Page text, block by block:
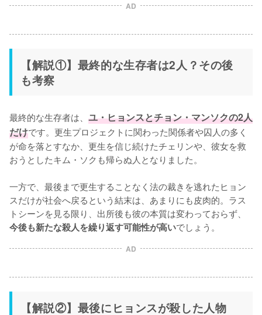
AD
【解説①】最終的な生存者は2人？その後
も考察
最終的な生存者は、 ユ・ヒョンスとチョン・マンソクの2人
だけです。更生プロジェクトに関わった関係者や囚人の多く
が命を落とすなか、更生を信じ続けたチェリンや、彼女を救
おうとしたキム・ソクも帰らぬ人となりました。
一方で、最後まで更生することなく法の裁きを逃れたヒョン
スだけが社会へ戻るという結末は、あまりにも皮肉的。ラス
トシーンを見る限り、出所後も彼の本質は変わっておらず、
今後も新たな殺人を繰り返す可能性が高いでしょう。
AD
【解説②】最後にヒョンスが殺した人物